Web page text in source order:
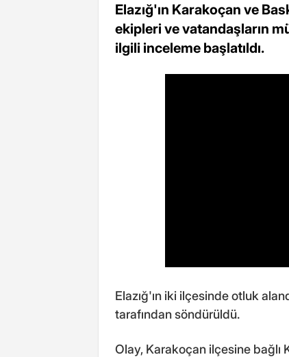
Elazığ'ın Karakoçan ve
ekipleri ve vatandaşların
ilgili inceleme başlatıldı.
Elazığ'ın iki ilçesinde otluk
tarafından söndürüldü.
Olay, Karakoçan ilçesine bağlı